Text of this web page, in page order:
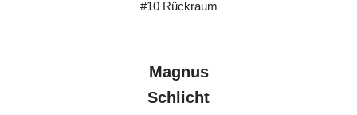
#10 Rückraum
Magnus
Schlicht